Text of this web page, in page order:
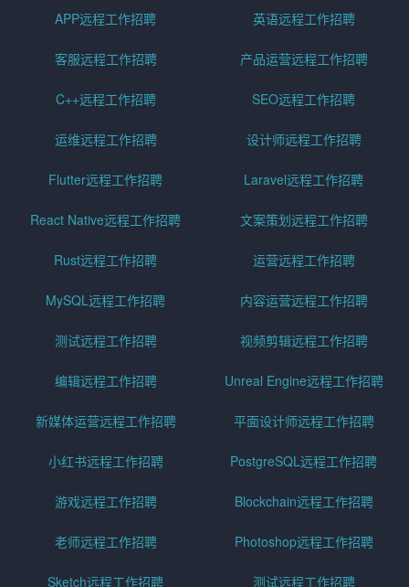
APP远程工作招聘 英语远程工作招聘
客服远程工作招聘 产品运营远程工作招聘
C++远程工作招聘 SEO远程工作招聘
运维远程工作招聘 设计师远程工作招聘
Flutter远程工作招聘 Laravel远程工作招聘
React Native远程工作招聘 文案策划远程工作招聘
Rust远程工作招聘 运营远程工作招聘
MySQL远程工作招聘 内容运营远程工作招聘
测试远程工作招聘 视频剪辑远程工作招聘
编辑远程工作招聘 Unreal Engine远程工作招聘
新媒体运营远程工作招聘 平面设计师远程工作招聘
小红书远程工作招聘 PostgreSQL远程工作招聘
游戏远程工作招聘 Blockchain远程工作招聘
老师远程工作招聘 Photoshop远程工作招聘
Sketch远程工作招聘 测试远程工作招聘